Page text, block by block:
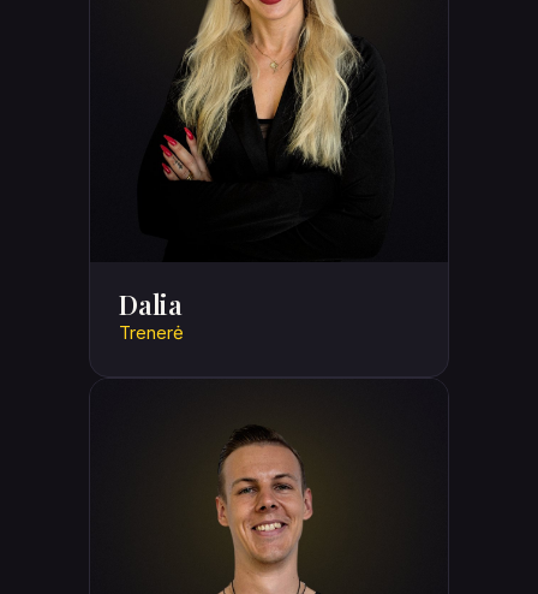
Dalia
Trenerė